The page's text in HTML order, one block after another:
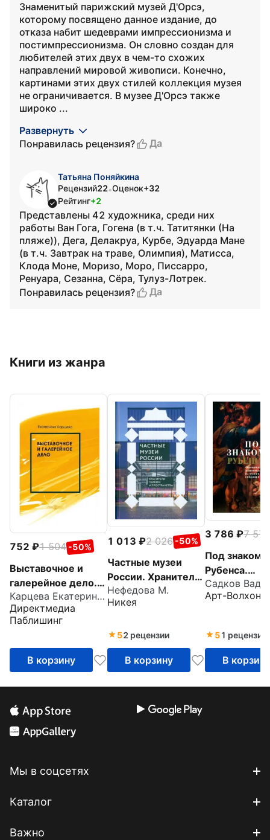
Знаменитый парижский музей Д'Орсэ,
которому посвящено данное издание, до
отказа набит шедеврами импрессионизма и
постимпрессионизма. Он словно создан для
любителей этих двух в чем-то схожих
направлений мировой живописи. Конечно,
картинами этих двух стилей коллекция музея
не ограничивается. В музее Д'Орсэ также
широко ...
Развернуть
Понравилась рецензия?
Да
Татьяна Поняйкина
Рецензий22•Оценок+32
Рейтинг+2
Представлены 42 художника, среди них
работы Ван Гога, Гогена (в т.ч. Татитянки (На
пляже)), Дега, Делакруа, Курбе, Эдуарда Мане
(в т.ч. Завтрак на траве, Олимпия), Матисса,
Клода Моне, Моризо, Моро, Писсарро,
Ренуара, Сезанна, Сёра, Тулуз-Лотрек.
Понравилась рецензия?
Да
Книги из жанра
752 1 504 -50%
Выставочное и
галерейное дело.
Учебное пособие Карцева Екатерина Александровна
Директмедиа
Паблишинг
В корзину
1 013 2 026 -50%
Частные музеи
России. Хранители
памяти и
пространства
Нефедова М.
Никея
52 рецензии
В корзину
3 786
7 572
Под знаком
Рубенса.
живопись
Арт-
51 рецензия
В корзину
Мы в соцсетях
Каталог
Важно